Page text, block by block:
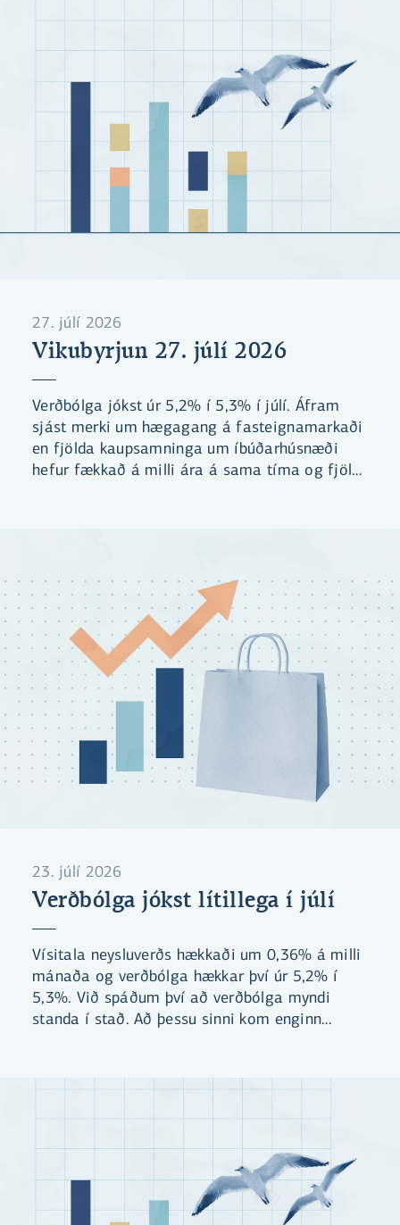
27. júlí 2026
Vikubyrjun 27. júlí 2026
Verðbólga jókst úr 5,2% í 5,3% í júlí. Áfram
sjást merki um hægagang á fasteignamarkaði
en fjölda kaupsamninga um íbúðarhúsnæði
hefur fækkað á milli ára á sama tíma og fjöldi
23. júlí 2026
Verðbólga jókst lítillega í júlí
Vísitala neysluverðs hækkaði um 0,36% á milli
mánaða og verðbólga hækkar því úr 5,2% í
5,3%. Við spáðum því að verðbólga myndi
standa í stað. Að þessu sinni kom enginn
mánuði.